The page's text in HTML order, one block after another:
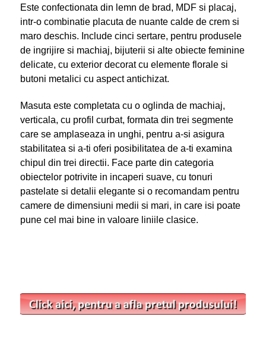
Este confectionata din lemn de brad, MDF si placaj,
intr-o combinatie placuta de nuante calde de crem si
maro deschis. Include cinci sertare, pentru produsele
de ingrijire si machiaj, bijuterii si alte obiecte feminine
delicate, cu exterior decorat cu elemente florale si
butoni metalici cu aspect antichizat.
Masuta este completata cu o oglinda de machiaj,
verticala, cu profil curbat, formata din trei segmente
care se amplaseaza in unghi, pentru a-si asigura
stabilitatea si a-ti oferi posibilitatea de a-ti examina
chipul din trei directii. Face parte din categoria
obiectelor potrivite in incaperi suave, cu tonuri
pastelate si detalii elegante si o recomandam pentru
camere de dimensiuni medii si mari, in care isi poate
pune cel mai bine in valoare liniile clasice.